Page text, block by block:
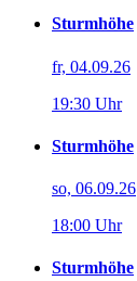
Sturmhöhe
fr, 04.09.26
19:30 Uhr
Sturmhöhe
so, 06.09.26
18:00 Uhr
Sturmhöhe